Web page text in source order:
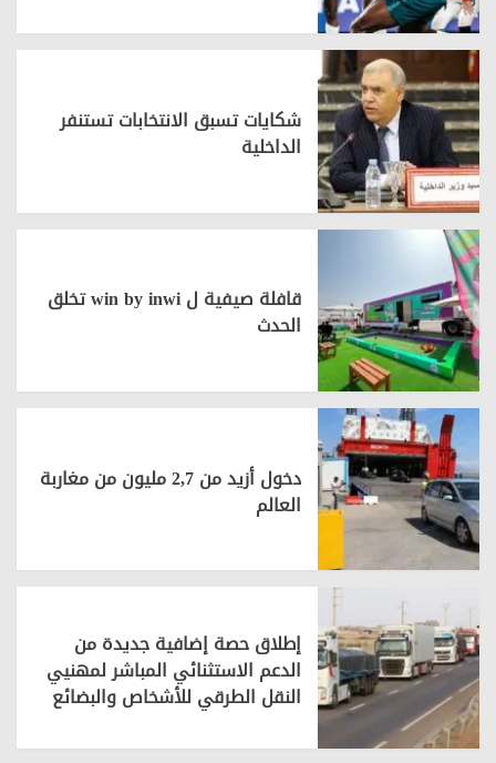
شكايات تسبق الانتخابات تستنفر
الداخلية
قافلة صيفية ل win by inwi تخلق
الحدث
دخول أزيد من 2,7 مليون من مغاربة
العالم
إطلاق حصة إضافية جديدة من
الدعم الاستثنائي المباشر لمهنيي
النقل الطرقي للأشخاص والبضائع